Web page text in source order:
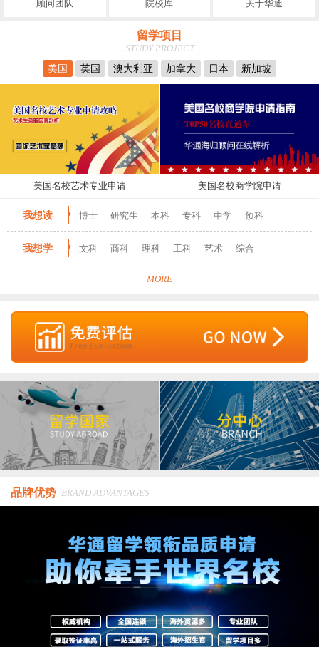
顾问团队 院校库 关于华通
留学项目
STUDY PROJECT
美国
英国 澳大利亚 加拿大 日本 新加坡
美国名校艺术专业申请 美国名校商学院申请
我想读 博士 研究生 本科 专科 中学 预科
我想学 文科 商科 理科 工科 艺术 综合
MORE
品牌优势 BRAND ADVANTAGES